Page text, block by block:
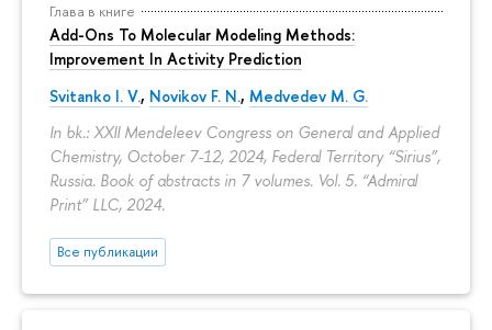
Глава в книге
Add-Ons To Molecular Modeling Methods:
Improvement In Activity Prediction
Svitanko I. V., Novikov F. N., Medvedev M. G.
In bk.: XXII Mendeleev Congress on General and Applied
Chemistry, October 7-12, 2024, Federal Territory “Sirius”,
Russia. Book of abstracts in 7 volumes. Vol. 5. “Admiral
Print” LLC, 2024.
Все публикации